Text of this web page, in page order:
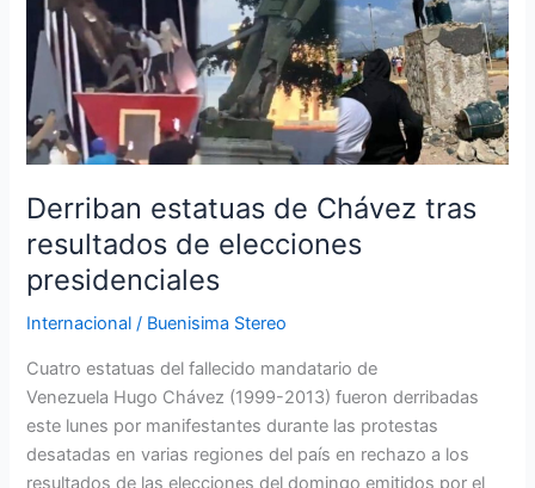
Derriban estatuas de Chávez tras
resultados de elecciones
presidenciales
Internacional / Buenisima Stereo
Cuatro estatuas del fallecido mandatario de
Venezuela Hugo Chávez (1999-2013) fueron derribadas
este lunes por manifestantes durante las protestas
desatadas en varias regiones del país en rechazo a los
resultados de las elecciones del domingo emitidos por el
Chávez
tras
resultados
de
elecciones
presidenciales